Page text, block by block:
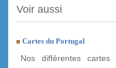
Voir aussi
Cartes du Portugal
Nos différentes